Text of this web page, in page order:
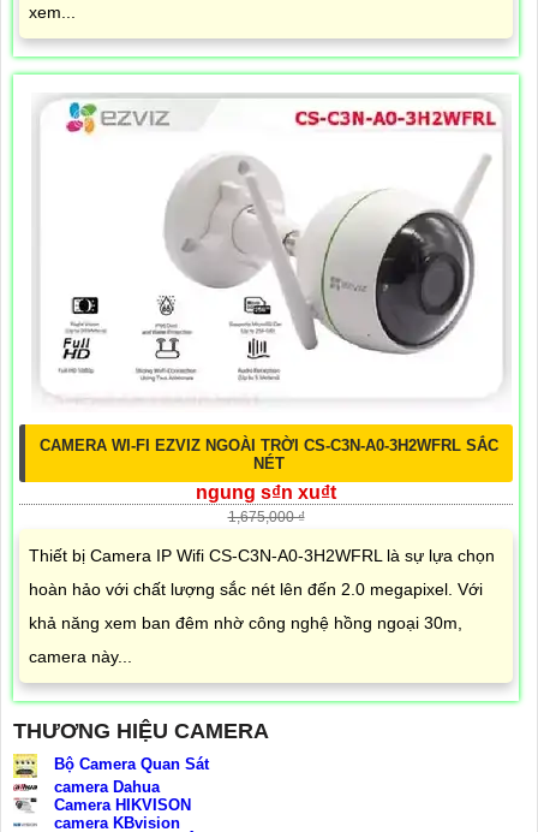
xem...
CAMERA WI-FI EZVIZ NGOÀI TRỜI CS-C3N-A0-3H2WFRL SẮC
NÉT
ngung s₫n xu₫t
1,675,000 ₫
Thiết bị Camera IP Wifi CS-C3N-A0-3H2WFRL là sự lựa chọn
hoàn hảo với chất lượng sắc nét lên đến 2.0 megapixel. Với
khả năng xem ban đêm nhờ công nghệ hồng ngoại 30m,
camera này...
THƯƠNG HIỆU CAMERA
Bộ Camera Quan Sát
camera Dahua
Camera HIKVISON
camera KBvision